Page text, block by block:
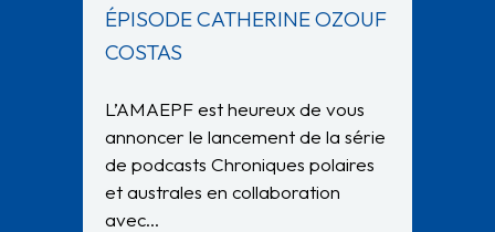
ÉPISODE CATHERINE OZOUF
COSTAS
L’AMAEPF est heureux de vous
annoncer le lancement de la série
de podcasts Chroniques polaires
et australes en collaboration
avec…